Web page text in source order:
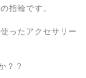
指輪です。
ったアクセサリー
？？